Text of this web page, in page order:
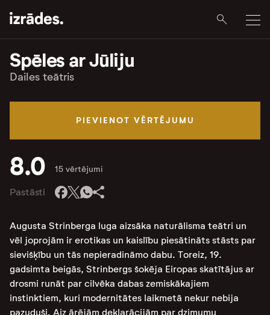
Spēles ar Jūliju
Dailes teātris
PIEVIENOT VĒRTĒJUMU
8.0 15 vērtējumi
Pastāsti
Augusta Strinberga luga aizsāka naturālisma teātri un
vēl joprojām ir erotikas un kaislību piesātināts stāsts par
sievišķību un tās nepieradināmo dabu. Toreiz, 19.
gadsimta beigās, Strinbergs šokēja Eiropas skatītājus ar
drosmi runāt par cilvēka dabas zemiskākajiem
instinktiem, kuri modernitātes laikmetā nekur nebija
pazuduši. Aiz ārējām deklarācijām par dzimumu